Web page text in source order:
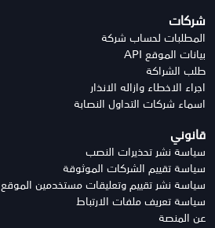
شركات
المطلبات لحساب شركة
بيانات الموقع API
طلب الشراكة
اجراء الاخطاء وازاله الانذار
اسماء شركات التداول النصابة
قانوني
سياسة نشر تحذيرات النصب
سياسة تقييم الشركات الموثوقة
سياسة نشر تقييم وتعليقات مستخدمين الموقع
سياسة تعريف ملفات الارتباط
عن المنصة